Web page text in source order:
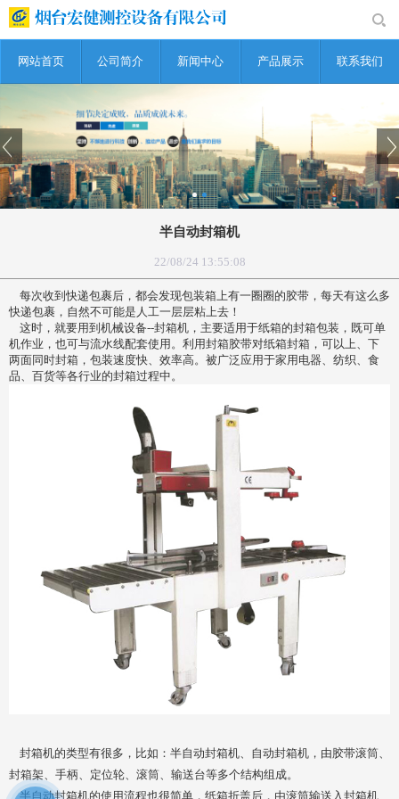
网站首页 公司简介 新闻中心 产品展示 联系我们
半自动封箱机
22/08/24 13:55:08
每次收到快递包裹后，都会发现包装箱上有一圈圈的胶带，每天有这么多
快递包裹，自然不可能是人工一层层粘上去！
这时，就要用到机械设备--封箱机，主要适用于纸箱的封箱包装，既可单
机作业，也可与流水线配套使用。利用封箱胶带对纸箱封箱，可以上、下
两面同时封箱，包装速度快、效率高。被广泛应用于家用电器、纺织、食
品、百货等各行业的封箱过程中。
封箱机的类型有很多，比如：半自动封箱机、自动封箱机，由胶带滚筒、
封箱架、手柄、定位轮、滚筒、输送台等多个结构组成。
半自动封箱机的使用流程也很简单，纸箱折盖后，由滚筒输送入封箱机